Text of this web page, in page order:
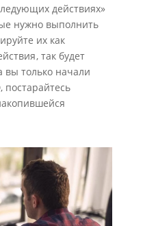
действиях»
нужно выполнить
их как
, так будет
вы только начали
постарайтесь